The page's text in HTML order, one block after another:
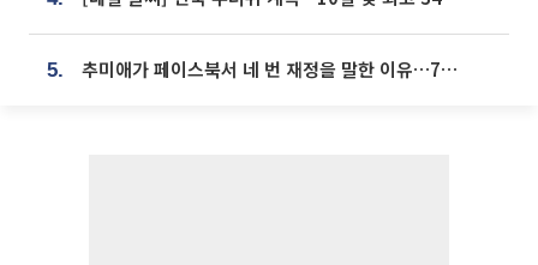
5. 추미애가 페이스북서 네 번 재정을 말한 이유…7700억 추경 열쇠는 도의회에